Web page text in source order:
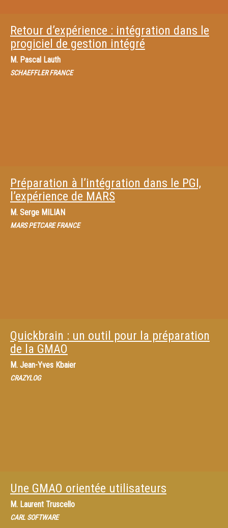
Retour d’expérience : intégration dans le
progiciel de gestion intégré
M. Pascal Lauth
SCHAEFFLER FRANCE
Préparation à l’intégration dans le PGI,
l’expérience de MARS
M. Serge MILIAN
MARS PETCARE FRANCE
Quickbrain : un outil pour la préparation
de la GMAO
M. Jean-Yves Kbaier
CRAZYLOG
Une GMAO orientée utilisateurs
M. Laurent Truscello
CARL SOFTWARE